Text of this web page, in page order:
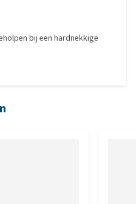
bij een hardnekkige